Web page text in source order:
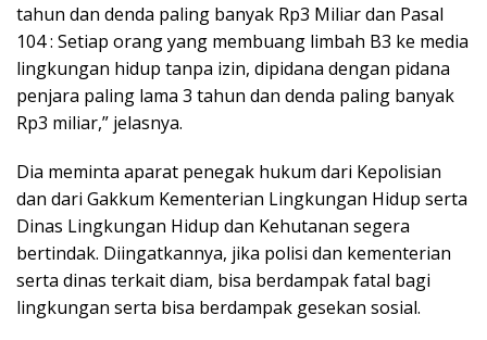
tahun dan denda paling banyak Rp3 Miliar dan Pasal
104 : Setiap orang yang membuang limbah B3 ke media
lingkungan hidup tanpa izin, dipidana dengan pidana
penjara paling lama 3 tahun dan denda paling banyak
Rp3 miliar,” jelasnya.
Dia meminta aparat penegak hukum dari Kepolisian
dan dari Gakkum Kementerian Lingkungan Hidup serta
Dinas Lingkungan Hidup dan Kehutanan segera
bertindak. Diingatkannya, jika polisi dan kementerian
serta dinas terkait diam, bisa berdampak fatal bagi
lingkungan serta bisa berdampak gesekan sosial.